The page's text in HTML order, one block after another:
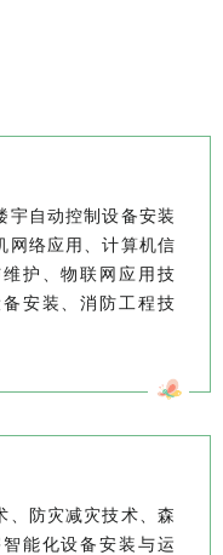
宇自动控制设备安装
网络应用、计算机信
护、物联网应用技
安装、消防工程技
、防灾减灾技术、森
能化设备安装与运